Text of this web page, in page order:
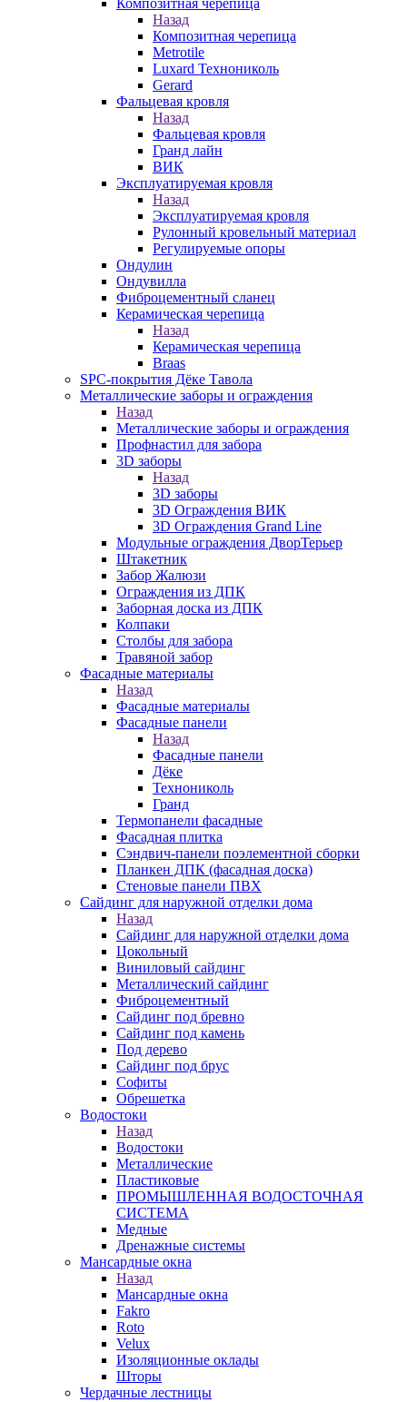
Композитная черепица
Назад
Композитная черепица
Metrotile
Luxard Технониколь
Gerard
Фальцевая кровля
Назад
Фальцевая кровля
Гранд лайн
ВИК
Эксплуатируемая кровля
Назад
Эксплуатируемая кровля
Рулонный кровельный материал
Регулируемые опоры
Ондулин
Ондувилла
Фиброцементный сланец
Керамическая черепица
Назад
Керамическая черепица
Braas
SPC-покрытия Дёке Тавола
Металлические заборы и ограждения
Назад
Металлические заборы и ограждения
Профнастил для забора
3D заборы
Назад
3D заборы
3D Ограждения ВИК
3D Ограждения Grand Line
Модульные ограждения ДворТерьер
Штакетник
Забор Жалюзи
Ограждения из ДПК
Заборная доска из ДПК
Колпаки
Столбы для забора
Травяной забор
Фасадные материалы
Назад
Фасадные материалы
Фасадные панели
Назад
Фасадные панели
Дёке
Технониколь
Гранд
Термопанели фасадные
Фасадная плитка
Сэндвич-панели поэлементной сборки
Планкен ДПК (фасадная доска)
Стеновые панели ПВХ
Сайдинг для наружной отделки дома
Назад
Сайдинг для наружной отделки дома
Цокольный
Виниловый сайдинг
Металлический сайдинг
Фиброцементный
Сайдинг под бревно
Сайдинг под камень
Под дерево
Сайдинг под брус
Софиты
Обрешетка
Водостоки
Назад
Водостоки
Металлические
Пластиковые
ПРОМЫШЛЕННАЯ ВОДОСТОЧНАЯ
СИСТЕМА
Медные
Дренажные системы
Мансардные окна
Назад
Мансардные окна
Fakro
Roto
Velux
Изоляционные оклады
Шторы
Чердачные лестницы